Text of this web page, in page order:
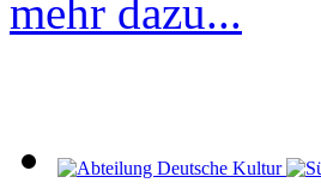
mehr dazu...